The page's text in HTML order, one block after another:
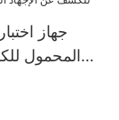
جهاز
المحمول